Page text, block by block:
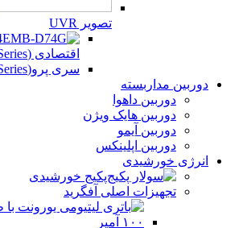
تصویر UVR
اقتصادی (Beco Series)
سری پرو(Pro Series)
دوربین مداربسته
دوربین داهوا
دوربین هایک ویژن
دوربین آیمو
دوربین اپلینکس
انرژی خورشیدی
پکیج خورشیدی
تجهیزات اصلی آفگرید